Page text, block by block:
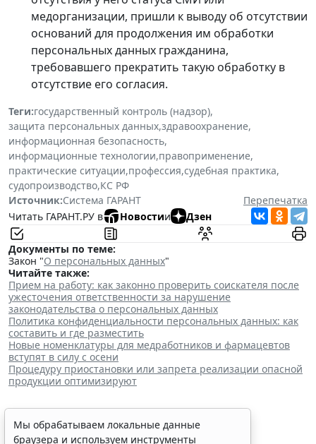
медорганизации, пришли к выводу об отсутствии
оснований для продолжения им обработки
персональных данных гражданина,
требовавшего прекратить такую обработку в
отсутствие его согласия.
Теги:государственный контроль (надзор),
защита персональных данных,здравоохранение,
информационная безопасность,
информационные технологии,правоприменение,
практические ситуации,профессия,судебная практика,
судопроизводство,КС РФ
Источник:Система ГАРАНТ
Перепечатка
Читать ГАРАНТ.РУ в
Новостии Дзен
Документы по теме:
Закон "О персональных данных"
Читайте также:
Прием на работу: как законно проверить соискателя после
ужесточения ответственности за нарушение
законодательства о персональных данных
Политика конфиденциальности персональных данных: как
составить и где разместить
Новые номенклатуры для медработников и фармацевтов
вступят в силу с осени
Процедуру приостановки или запрета реализации опасной
продукции оптимизируют
Мы обрабатываем локальные данные
браузера и используем инструменты